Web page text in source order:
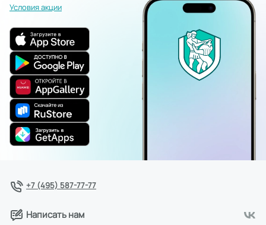
Условия акции
+7 (495) 587-77-77
Написать нам